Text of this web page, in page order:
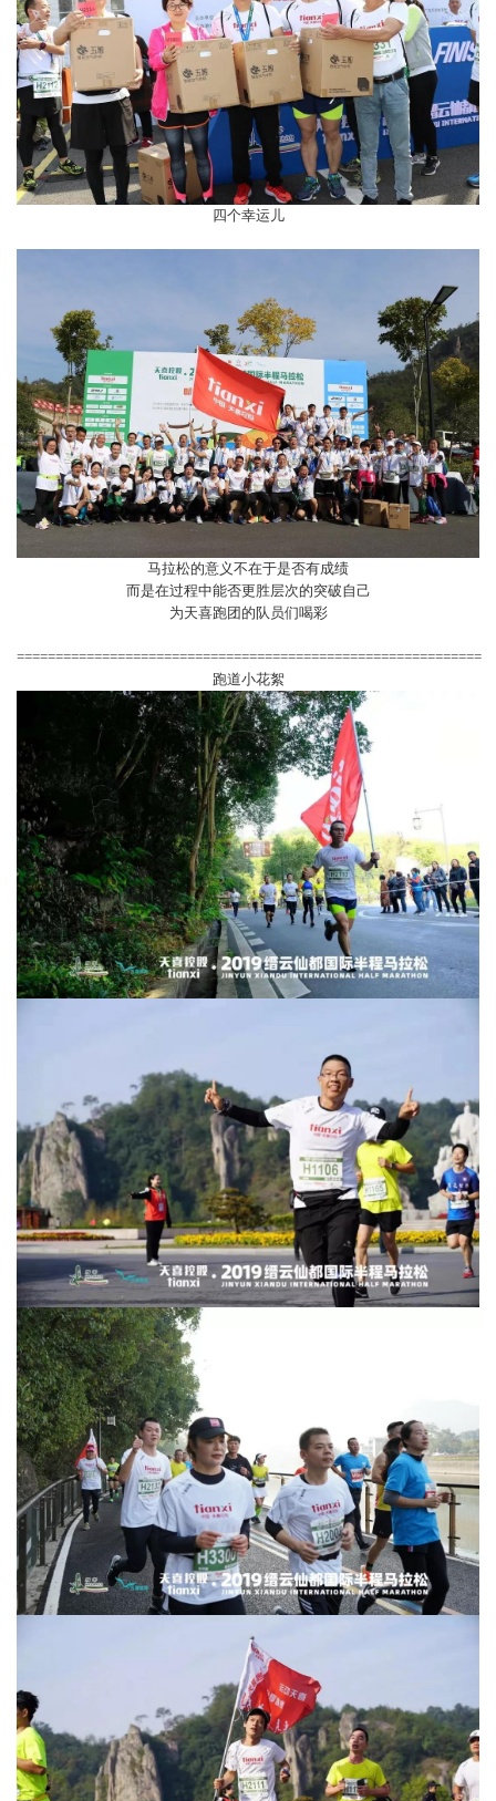
四个幸运儿
马拉松的意义不在于是否有成绩
而是在过程中能否更胜层次的突破自己
为天喜跑团的队员们喝彩
============================================================
跑道小花絮